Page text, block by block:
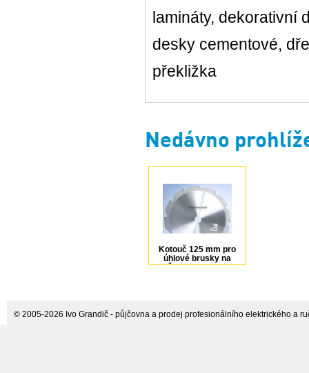
lamináty, dekorativní
desky cementové,
překližka
Nedávno
Kotouč 125 mm pro
úhlové brusky na
dřevo, beton, kov
© 2005-2026 Ivo Grandič - půjčovna a prodej profesionálního elektrického a